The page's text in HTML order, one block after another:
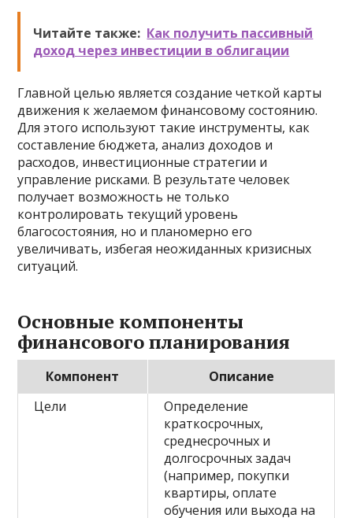
Читайте также: Как получить пассивный
доход через инвестиции в облигации
Главной целью является создание четкой карты
движения к желаемом финансовому состоянию.
Для этого используют такие инструменты, как
составление бюджета, анализ доходов и
расходов, инвестиционные стратегии и
управление рисками. В результате человек
получает возможность не только
контролировать текущий уровень
благосостояния, но и планомерно его
увеличивать, избегая неожиданных кризисных
ситуаций.
Основные компоненты
финансового планирования
Компонент
Описание
Цели
Определение
краткосрочных,
среднесрочных и
долгосрочных задач
(например, покупки
квартиры, оплате
обучения или выхода на